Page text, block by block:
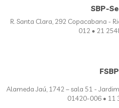
SBP-
R. Santa Clara, 292 Copacabana -
012 • 21
FSBP
Alameda Jaú, 1742 – sala 51 -
01420-006 • 11